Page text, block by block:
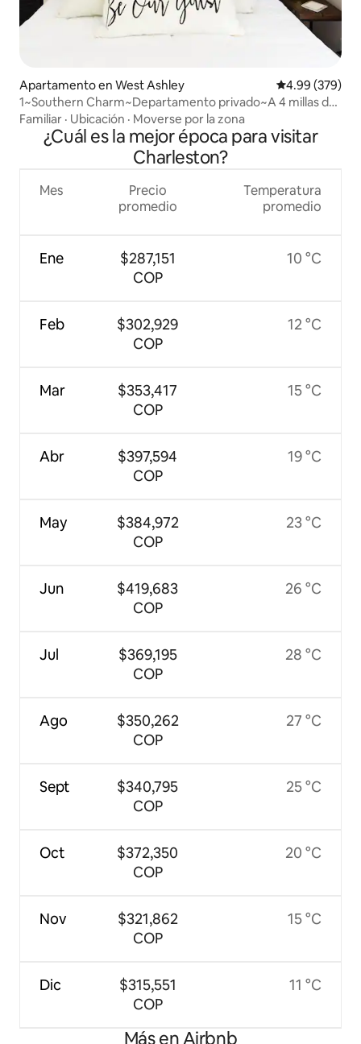
Apartamento en West Ashley Calificación
4.99 (379)
1~Southern Charm~Departamento privado~A 4 millas del
centro
Familiar · Ubicación · Moverse por la zona
¿Cuál es la mejor época para visitar
Charleston?
Mes
Ene
Feb
Mar
Abr
May
Jun
Jul
Ago
Sept
Oct
Nov
Dic
Precio
promedio
$287,151
COP
$302,929
COP
$353,417
COP
$397,594
COP
$384,972
COP
$419,683
COP
$369,195
COP
$350,262
COP
$340,795
COP
$372,350
COP
$321,862
COP
$315,551
COP
Temperatura
promedio
10 °C
12 °C
15 °C
19 °C
23 °C
26 °C
28 °C
27 °C
25 °C
20 °C
15 °C
11 °C
Más en Airbnb